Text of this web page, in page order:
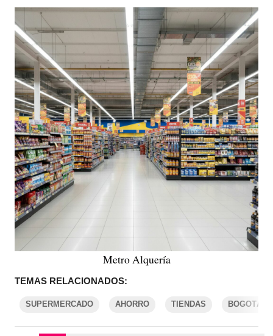
Metro Alquería
TEMAS RELACIONADOS:
SUPERMERCADO AHORRO TIENDAS BOGOTÁ